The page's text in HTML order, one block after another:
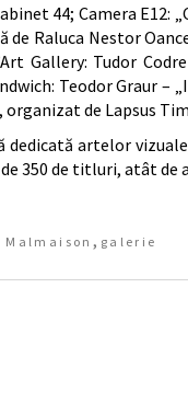
44; Camera E12:
Raluca Nestor
Gallery: Tudor Codre
Teodor Graur
de Lapsus
dedicată artelor
de 350 de titluri, atât
, galerie